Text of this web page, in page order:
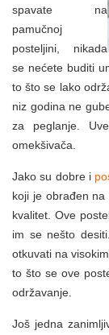
spavate na
pamučnoj
posteljini, nikada
se nećete buditi
to što se lako
niz godina ne
za peglanje.
omekšivača.
Jako su dobre i
koji je obrađen
kvalitet. Ove
im se nešto
otkuvati na
to što se ove
održavanje.
Još jedna